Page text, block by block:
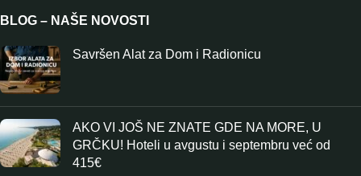
BLOG – NAŠE NOVOSTI
Savršen Alat za Dom i Radionicu
AKO VI JOŠ NE ZNATE GDE NA MORE, U
GRČKU! Hoteli u avgustu i septembru već od
415€